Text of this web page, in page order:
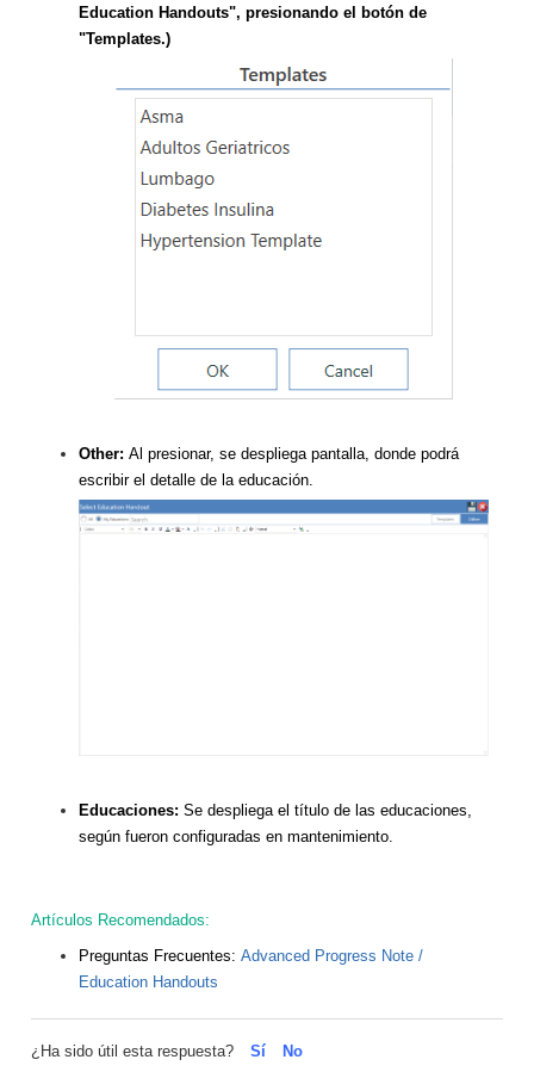
Education Handouts", presionando el botón de
"Templates.)
Other: Al presionar, se despliega pantalla, donde podrá
escribir el detalle de la educación.
Educaciones: Se despliega el título de las educaciones,
según fueron configuradas en mantenimiento.
Artículos Recomendados:
Preguntas Frecuentes: Advanced Progress Note /
Education Handouts
¿Ha sido útil esta respuesta? Sí No